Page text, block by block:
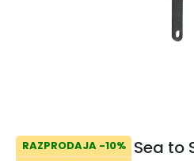
RAZPRODAJA -10%
Sea to